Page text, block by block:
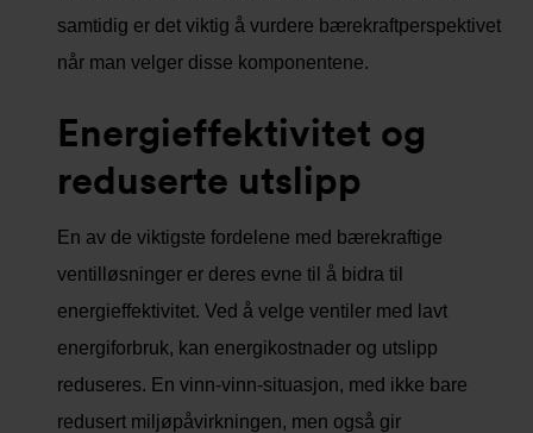
samtidig er det viktig å vurdere bærekraftperspektivet
når man velger disse komponentene.
Energieffektivitet og
reduserte utslipp
En av de viktigste fordelene med bærekraftige
ventilløsninger er deres evne til å bidra til
energieffektivitet. Ved å velge ventiler med lavt
energiforbruk, kan energikostnader og utslipp
reduseres. En vinn-vinn-situasjon, med ikke bare
redusert miljøpåvirkningen, men også gir